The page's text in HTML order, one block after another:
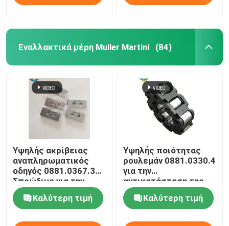
Εναλλακτικά μέρη Muller Martini (84)
Υψηλής ακρίβειας
αναπληρωματικός
οδηγός 0881.0367.3
Σπρώξιμο για την
κεφαλή καρφώματος
Muller Martini 75
Καλύτερη τιμή
Υψηλής ποιότητας
ρουλεμάν 0881.0330.4
για την
αντικατάσταση της
κεφαλής ράψιμου
Muller Martini
Καλύτερη τιμή